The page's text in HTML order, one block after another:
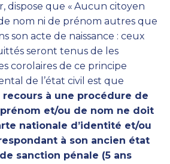
dispose que « Aucun citoyen
nom ni de prénom autres que
son acte de naissance : ceux
seront tenus de les
corolaires de ce principe
de l’état civil est que
recours à une procédure de
et/ou de nom ne doit
nationale d’identité et/ou
à son ancien état
sanction pénale (5 ans